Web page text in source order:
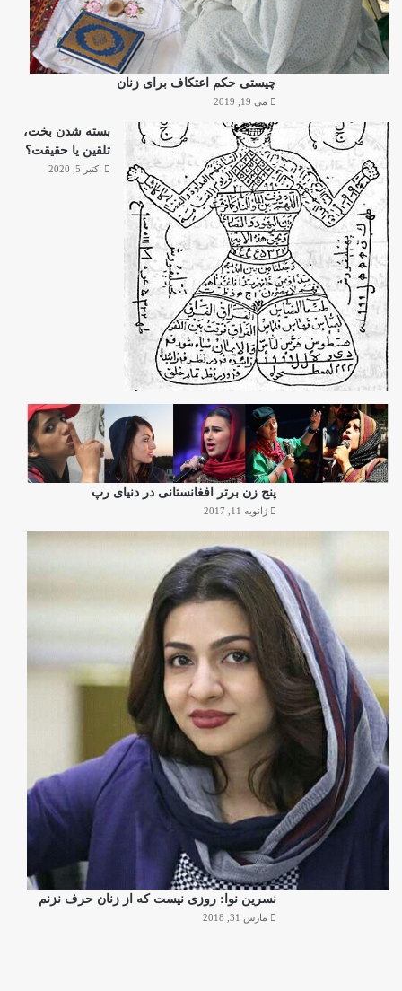
چیستی حکم اعتکاف برای زنان
می 19, 2019
بسته شدن بخت،
تلقین یا حقیقت؟
اکتبر 5, 2020
پنج زن برتر افغانستانی در دنیای رپ
ژانویه 11, 2017
نسرین نوا: روزی نیست که از زنان حرف نزنم
مارس 31, 2018